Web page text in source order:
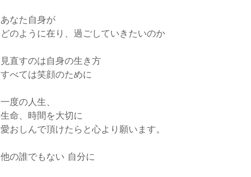
あなた自身が
どのように在り、過ごしていきたいのか
見直すのは自身の生き方
すべては笑顔のために
一度の人生、
生命、時間を大切に
愛おしんで頂けたらと心より願います。
他の誰でもない 自分に